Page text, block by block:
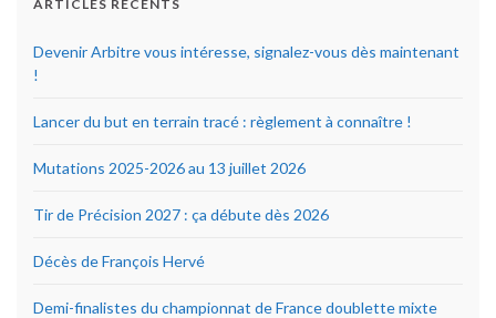
ARTICLES RÉCENTS
Devenir Arbitre vous intéresse, signalez-vous dès maintenant
!
Lancer du but en terrain tracé : règlement à connaître !
Mutations 2025-2026 au 13 juillet 2026
Tir de Précision 2027 : ça débute dès 2026
Décès de François Hervé
Demi-finalistes du championnat de France doublette mixte